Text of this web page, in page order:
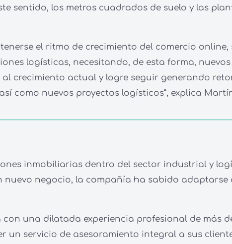
sentido, los metros cuadrados de suelo y las
el ritmo de crecimiento del comercio
logísticas, necesitando, de esta forma,
crecimiento actual y logre seguir generando
como nuevos proyectos logísticos”, explica
inmobiliarias dentro del sector industrial y
negocio, la compañía ha sabido adaptarse
una dilatada experiencia profesional de más
un servicio de asesoramiento integral a sus